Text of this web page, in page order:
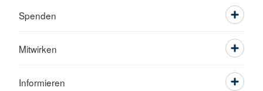
Spenden
Mitwirken
Informieren